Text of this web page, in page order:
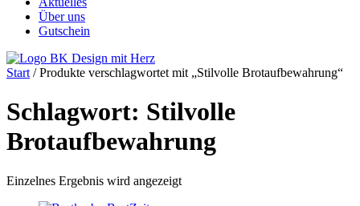
Über uns
Gutschein
Start / Produkte verschlagwortet mit „Stilvolle Brotaufbewahrung“
Schlagwort: Stilvolle
Brotaufbewahrung
Einzelnes Ergebnis wird angezeigt